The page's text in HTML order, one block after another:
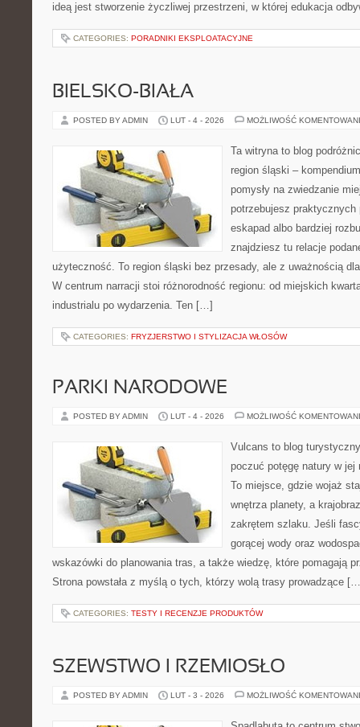
ideą jest stworzenie życzliwej przestrzeni, w której edukacja
CATEGORIES: PORADNIKI EKSPLOATACYJNE
BIELSKO-BIAŁA
POSTED BY ADMIN LUT - 4 - 2026 MOŻLIWOŚĆ
Ta witryna to blog
region śląski –
pomysły na zwiedzanie
potrzebujesz praktycznych
eskapad albo bardziej
znajdziesz tu relacje
użyteczność. To region śląski bez przesady, ale z uważnością
W centrum narracji stoi różnorodność regionu: od miejskich
industrialu po wydarzenia. Ten […]
CATEGORIES: FRYZJERSTWO I STYLIZACJA WŁOSÓW
PARKI NARODOWE
POSTED BY ADMIN LUT - 4 - 2026 MOŻLIWOŚĆ
Vulcans to blog
poczuć potęgę natury w jej
To miejsce, gdzie wojaż
wnętrza planety, a
zakrętem szlaku. Jeśli
gorącej wody oraz
wskazówki do planowania tras, a także wiedzę, które pomagają
Strona powstała z myślą o tych, którzy wolą trasy prowadzące
CATEGORIES: TESTY I RECENZJE PRODUKTÓW
SZEWSTWO I RZEMIOSŁO
POSTED BY ADMIN LUT - 3 - 2026 MOŻLIWOŚĆ